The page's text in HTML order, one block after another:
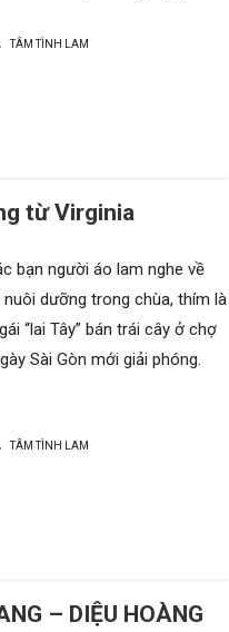
. TÂM TÌNH LAM
từ Virginia
bạn người áo lam nghe về
dưỡng trong chùa, thím là
“lai Tây” bán trái cây ở chợ
Sài Gòn mới giải phóng.
. TÂM TÌNH LAM
– DIỆU HOÀNG